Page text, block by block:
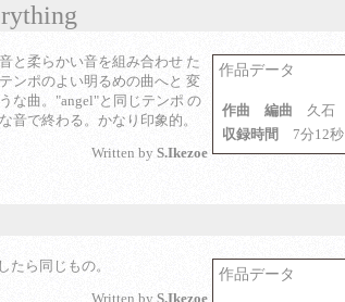
と柔らかい音を組み合わせ た
ンポのよい明るめの曲へと 変
な曲。"angel"と同じテンポ の
音で終わる。かなり印象的。
Written by S.Ikezoe
作品データ
作曲 編曲 久石
収録時間 7分12秒
たら同じもの。
Written by S.Ikezoe
作品データ